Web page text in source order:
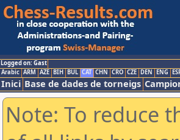
Logged on: Gast
Arabic ARM AZE BIH BUL CAT CHN CRO CZE DEN ENG
Inici Base de dades de torneigs
Note: To reduce